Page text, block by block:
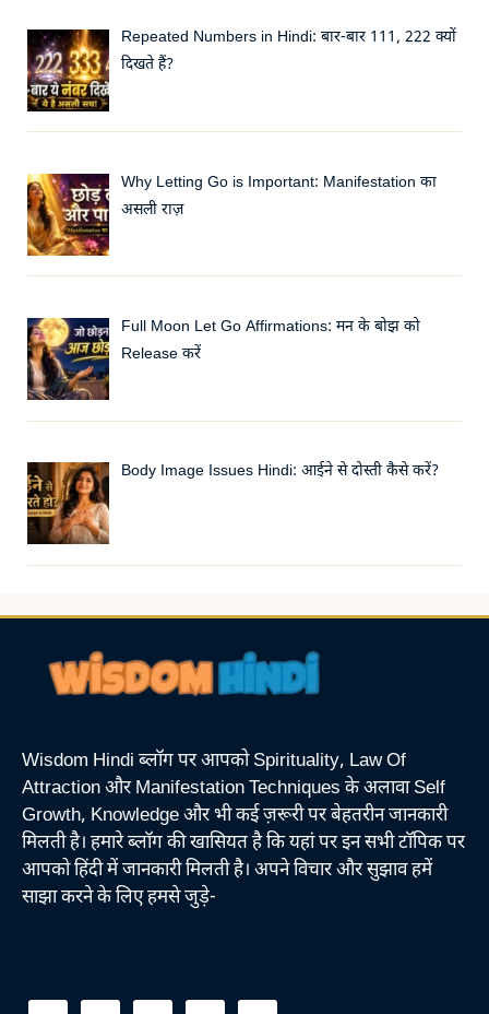
Repeated Numbers in Hindi: बार-बार 111, 222 क्यों
दिखते हैं?
Why Letting Go is Important: Manifestation का
असली राज़
Full Moon Let Go Affirmations: मन के बोझ को
Release करें
Body Image Issues Hindi: आईने से दोस्ती कैसे करें?
Wisdom Hindi ब्लॉग पर आपको Spirituality, Law Of
Attraction और Manifestation Techniques के अलावा Self
Growth, Knowledge और भी कई ज़रूरी पर बेहतरीन जानकारी
मिलती है। हमारे ब्लॉग की खासियत है कि यहां पर इन सभी टॉपिक पर
आपको हिंदी में जानकारी मिलती है। अपने विचार और सुझाव हमें
साझा करने के लिए हमसे जुड़े-